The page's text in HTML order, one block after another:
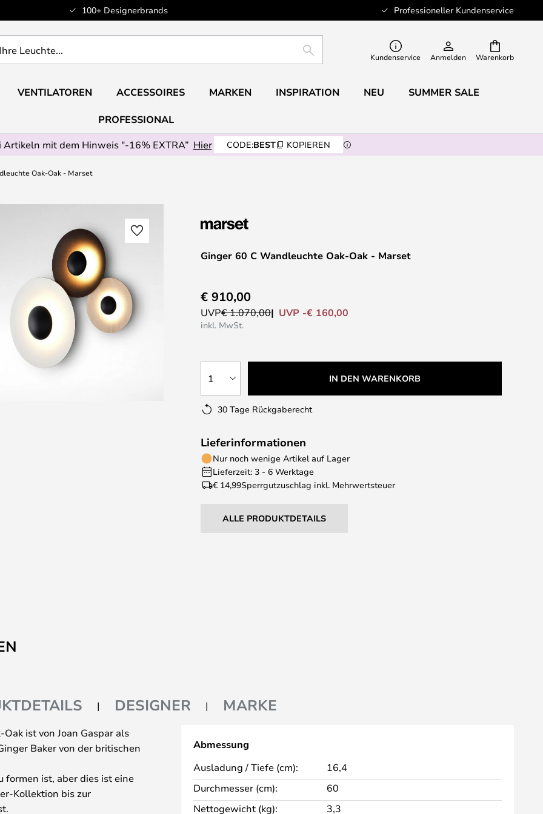
100+ Designerbrands Professioneller Kundenservice
Warenkorb
SUCHE Kundenservice Anmelden
VENTILATOREN ACCESSOIRES MARKEN INSPIRATION NEU SUMMER SALE
PROFESSIONAL
mit dem Hinweis "-16% EXTRA” Hier CODE:BEST KOPIEREN
Oak-Oak - Marset
Ginger 60 C Wandleuchte Oak-Oak - Marset
€ 910,00
UVP€ 1.070,00 UVP -€ 160,00
inkl. MwSt.
1 IN DEN WARENKORB
30 Tage Rückgaberecht
Lieferinformationen
Nur noch wenige Artikel auf Lager
Lieferzeit: 3 - 6 Werktage
€ 14,99Sperrgutzuschlag inkl. Mehrwertsteuer
ALLE PRODUKTDETAILS
DESIGNER MARKE
ist von Joan Gaspar als
Baker von der britischen
formen ist, aber dies ist eine
Kollektion bis zur
Abmessung
Ausladung / Tiefe (cm):
16,4
Durchmesser (cm):
60
Nettogewicht (kg):
3,3